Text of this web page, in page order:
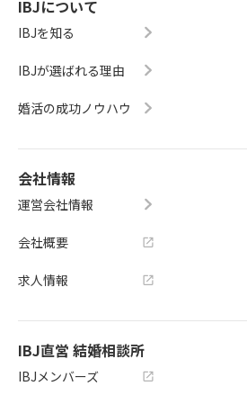
IBJについて
IBJを知る
IBJが選ばれる理由
婚活の成功ノウハウ
会社情報
運営会社情報
会社概要
求人情報
IBJ直営 結婚相談所
IBJメンバーズ